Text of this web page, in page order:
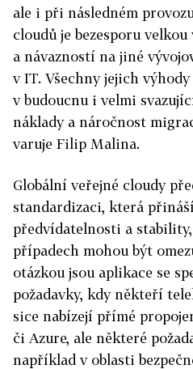
ale i při následném
cloudů je bezesporu
a návazností na jiné
v IT. Všechny jejich
v budoucnu i velmi
náklady a náročnost
varuje Filip Malina.
Globální veřejné cloudy
standardizaci, která
předvídatelnosti a
případech mohou být
otázkou jsou aplikace se
požadavky, kdy někteří
sice nabízejí přímé
či Azure, ale některé
například v oblasti